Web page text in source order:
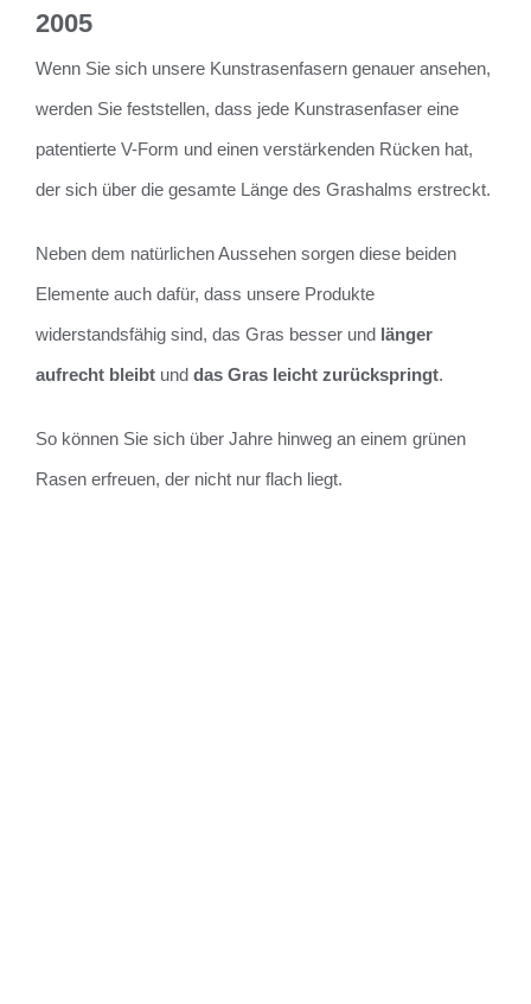
2005
Wenn Sie sich unsere Kunstrasenfasern genauer ansehen,
werden Sie feststellen, dass jede Kunstrasenfaser eine
patentierte V-Form und einen verstärkenden Rücken hat,
der sich über die gesamte Länge des Grashalms erstreckt.
Neben dem natürlichen Aussehen sorgen diese beiden
Elemente auch dafür, dass unsere Produkte
widerstandsfähig sind, das Gras besser und länger
aufrecht bleibtund das Gras leicht zurückspringt.
So können Sie sich über Jahre hinweg an einem grünen
Rasen erfreuen, der nicht nur flach liegt.